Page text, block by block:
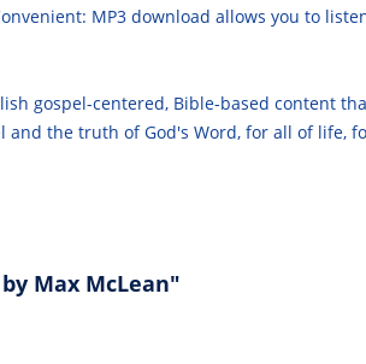
MP3 download allows you to
gospel-centered, Bible-based content
the truth of God's Word, for all of life,
Max McLean"